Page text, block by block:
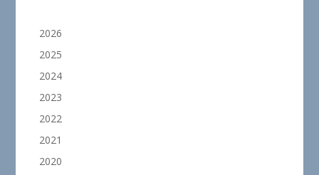
2026
2025
2024
2023
2022
2021
2020